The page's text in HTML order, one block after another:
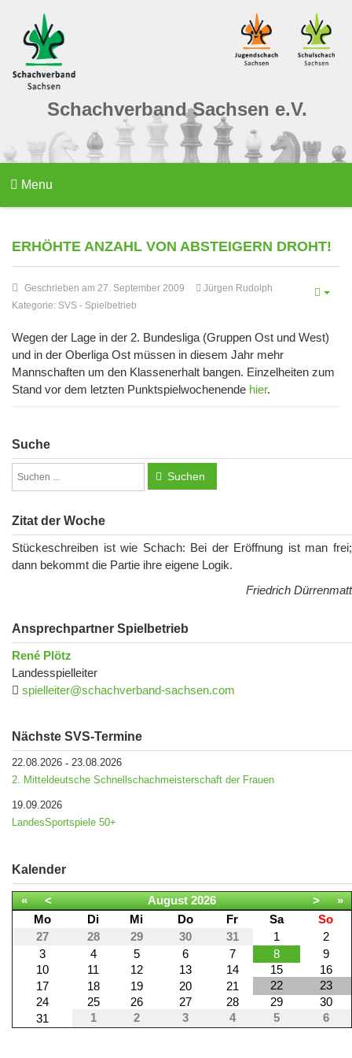
Schachverband Sachsen e.V.
Menu
ERHÖHTE ANZAHL VON ABSTEIGERN DROHT!
Geschrieben am 27. September 2009
Jürgen Rudolph
Kategorie: SVS - Spielbetrieb
Wegen der Lage in der 2. Bundesliga (Gruppen Ost und West)
und in der Oberliga Ost müssen in diesem Jahr mehr
Mannschaften um den Klassenerhalt bangen. Einzelheiten zum
Stand vor dem letzten Punktspielwochenende hier.
Suche
Suchen
Zitat der Woche
Stückeschreiben ist wie Schach: Bei der Eröffnung ist man frei;
dann bekommt die Partie ihre eigene Logik.
Friedrich Dürrenmatt
Ansprechpartner Spielbetrieb
René Plötz
Landesspielleiter
spielleiter@schachverband-sachsen.com
Nächste SVS-Termine
22.08.2026 - 23.08.2026
2. Mitteldeutsche Schnellschachmeisterschaft der Frauen
19.09.2026
LandesSportspiele 50+
Kalender
« < August 2026 >
»
Mo
Di Mi Do Fr Sa
So
27
28 29 30 31 1
2
3
4 5 6 7 8
9
10
11 12 13 14 15
16
17
18 19 20 21 22
23
24
25 26 27 28 29
30
31
1 2 3 4 5 6